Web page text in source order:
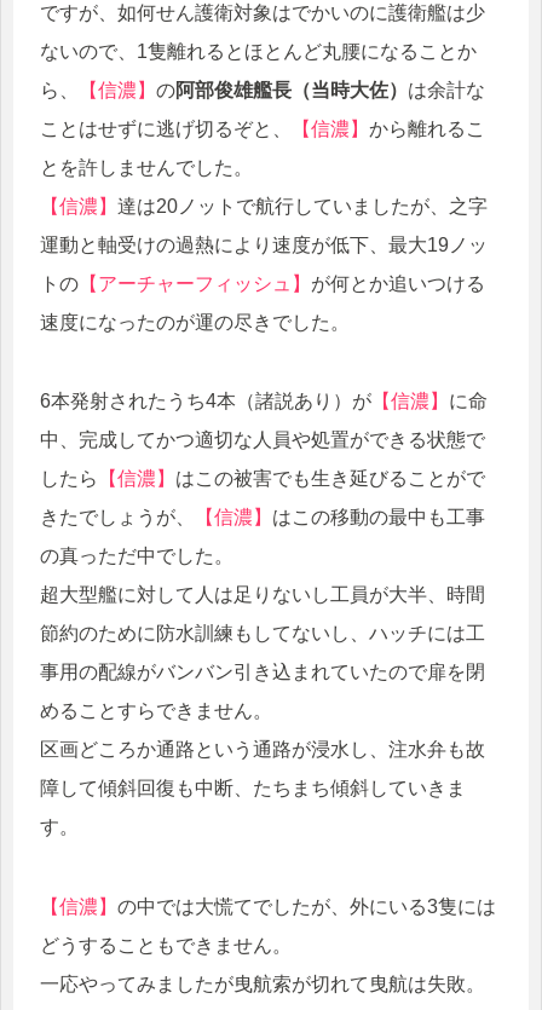
ですが、如何せん護衛対象はでかいのに護衛艦は少
ないので、1隻離れるとほとんど丸腰になることか
ら、
【信濃】 の阿部俊雄艦長（当時大佐） は余計な
ことはせずに逃げ切るぞと、
【信濃】 から離れるこ
とを許しませんでした。
【信濃】 達は20ノットで航行していましたが、之字
運動と軸受けの過熱により速度が低下、最大19ノッ
トの 【アーチャーフィッシュ】 が何とか追いつける
速度になったのが運の尽きでした。
6本発射されたうち4本（諸説あり）が 【信濃】 に命
中、完成してかつ適切な人員や処置ができる状態で
したら
【信濃】 はこの被害でも生き延びることがで
きたでしょうが、
【信濃】 はこの移動の最中も工事
の真っただ中でした。
超大型艦に対して人は足りないし工員が大半、時間
節約のために防水訓練もしてないし、ハッチには工
事用の配線がバンバン引き込まれていたので扉を閉
めることすらできません。
区画どころか通路という通路が浸水し、注水弁も故
障して傾斜回復も中断、たちまち傾斜していきま
す。
【信濃】 の中では大慌てでしたが、外にいる3隻には
どうすることもできません。
一応やってみましたが曳航索が切れて曳航は失敗。